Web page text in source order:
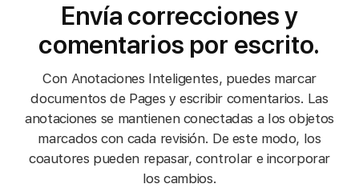
Envía correcciones y
comentarios por escrito.
Con Anotaciones Inteligentes, puedes marcar
documentos de Pages y escribir comentarios. Las
anotaciones se mantienen conectadas a los objetos
marcados con cada revisión. De este modo, los
coautores pueden repasar, controlar e incorporar
los cambios.